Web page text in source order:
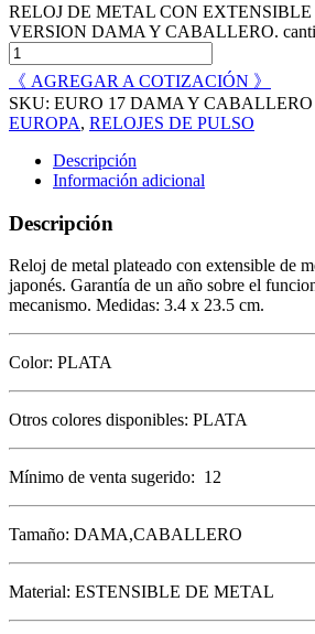
RELOJ DE METAL CON
VERSION DAMA Y CABALLERO.
《 AGREGAR A COTIZACIÓN 》
SKU: EURO 17 DAMA Y CABALLERO
EUROPA, RELOJES DE PULSO
Descripción
Información adicional
Descripción
Reloj de metal plateado con extensible de
japonés. Garantía de un año sobre el
mecanismo. Medidas: 3.4 x 23.5 cm.
Color: PLATA
Otros colores disponibles: PLATA
Mínimo de venta sugerido: 12
Tamaño: DAMA,CABALLERO
Material: ESTENSIBLE DE METAL